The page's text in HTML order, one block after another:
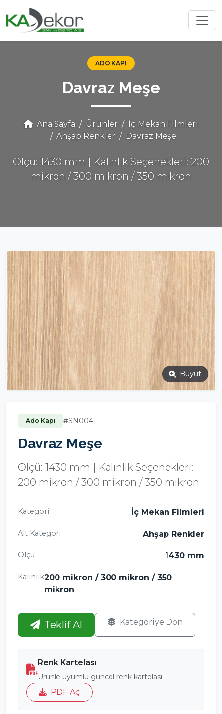
ADO KAPI
Davraz Meşe
Ana Sayfa Ürünler
İç Mekan Filmleri
Ahşap Renkler
Davraz Meşe
Ölçü: 1430 mm | Kalınlık Seçenekleri: 200
mikron / 300 mikron / 350 mikron
Büyüt
Ado Kapı #SN004
Davraz Meşe
Ölçü: 1430 mm | Kalınlık Seçenekleri:
200 mikron / 300 mikron / 350 mikron
Kategori İç Mekan Filmleri
Alt Kategori Ahşap Renkler
Ölçü 1430 mm
Kalınlık200 mikron / 300 mikron / 350
mikron
Teklif Al Kategoriye Dön
Renk Kartelası
Ürünle uyumlu güncel renk kartelası
PDF Aç